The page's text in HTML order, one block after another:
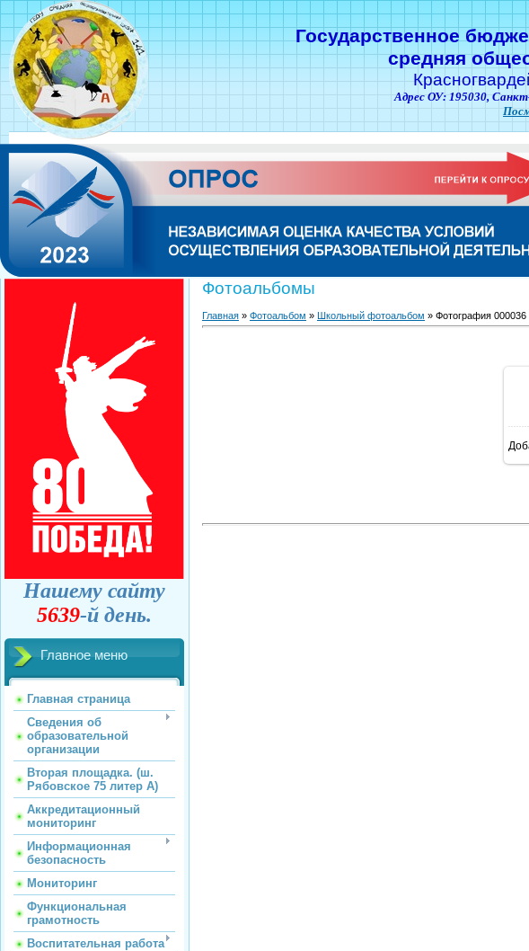
Государственное
средняя
Адрес ОУ: 195030,
Нашему сайту
5639-й день.
Главное меню
Главная страница
Сведения об
образовательной
организации
Вторая площадка. (ш.
Рябовское 75 литер А)
Аккредитационный
мониторинг
Информационная
безопасность
Мониторинг
Функциональная
грамотность
Воспитательная работа
Фотоальбомы
Главная » Фотоальбом » Школьный фотоальбом » Фотография 000036